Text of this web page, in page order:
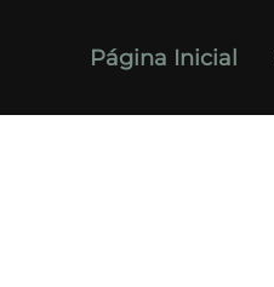
Página Inicial